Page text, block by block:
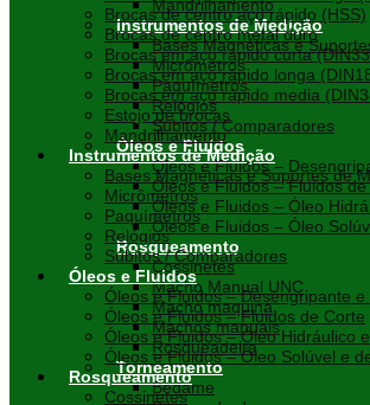
Mandrilhamento
Instrumentos de Medição
Bases Magnéticas e
Micrômetros
Paquímetros
Relógios
Súbitos / Comparadores
Óleos e Fluidos
Óleos e Fluidos –
Óleos e Fluidos – Fluidos
Óleos e Fluidos – Óleo
Óleos e Fluidos – Óleo
Rosqueamento
Cossinetes
Macho Manual UNC
Macho maquina
Machos manuais
Rosqueadeira
Torneamento
Bedame
Brocas de centro aço rápido (HSS)
Brocas de centro metal duro
Brocas em aço rápido curta
Brocas em aço rápido longa
Brocas em aço rápido media
Estojo de brocas
Mandrilhamento
Instrumentos de Medição
Bases Magnéticas e Suportes de
Micrômetros
Paquímetros
Relógios
Súbitos / Comparadores
Óleos e Fluidos
Óleos e Fluidos – Desengripante
Óleos e Fluidos – Fluidos de Corte
Óleos e Fluidos – Óleo Hidráulico
Óleos e Fluidos – Óleo Solúvel e
Rosqueamento
Cossinetes